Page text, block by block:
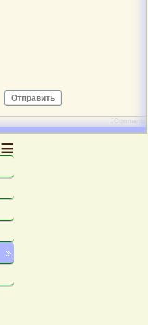
Отправить
JComments
≡